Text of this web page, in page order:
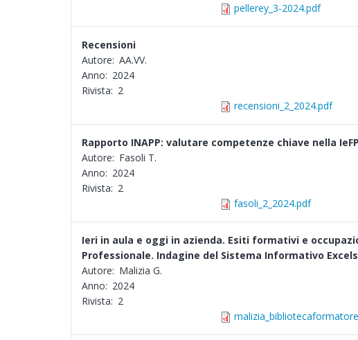
pellerey_3-2024.pdf
Recensioni
Autore: AA.VV.
Anno: 2024
Rivista: 2
recensioni_2_2024.pdf
Rapporto INAPP: valutare competenze chiave nella
Autore: Fasoli T.
Anno: 2024
Rivista: 2
fasoli_2_2024.pdf
Ieri in aula e oggi in azienda. Esiti formativi e
Professionale. Indagine del Sistema Informativo
Autore: Malizia G.
Anno: 2024
Rivista: 2